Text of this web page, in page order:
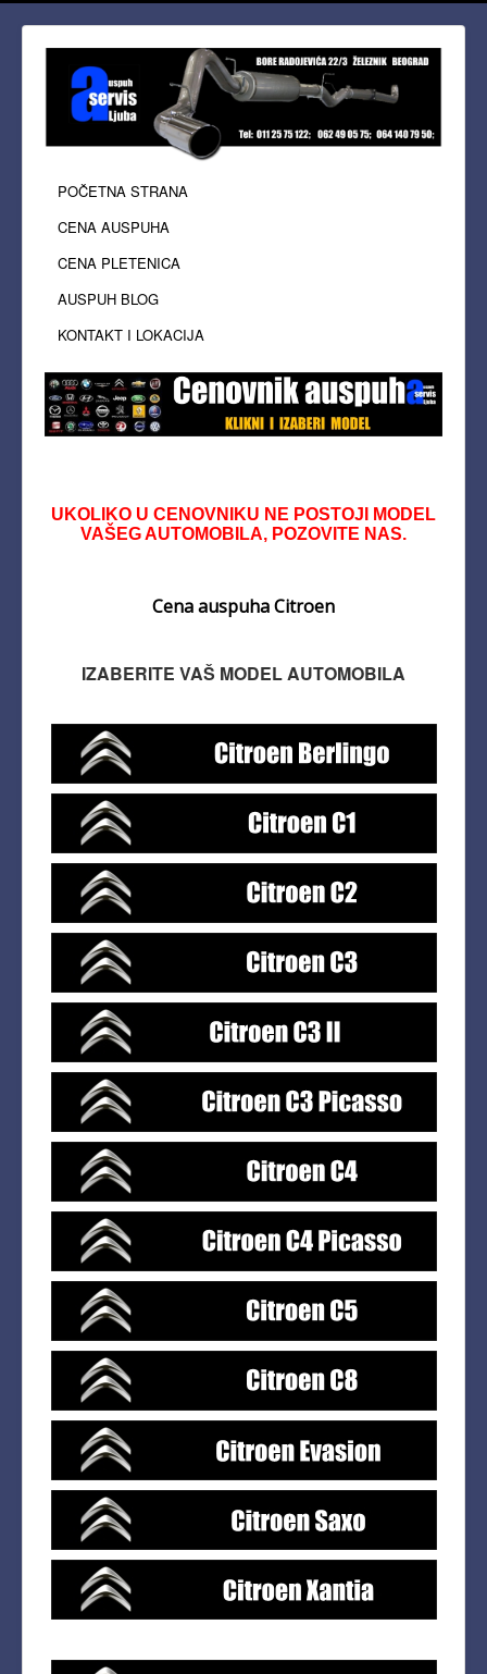
POČETNA STRANA
CENA AUSPUHA
CENA PLETENICA
AUSPUH BLOG
KONTAKT I LOKACIJA
UKOLIKO U CENOVNIKU NE POSTOJI MODEL
VAŠEG AUTOMOBILA, POZOVITE NAS.
Cena auspuha Citroen
IZABERITE VAŠ MODEL AUTOMOBILA